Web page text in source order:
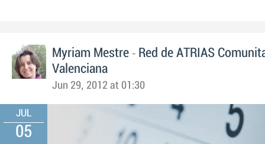
Myriam Mestre - Red de ATRIAS
Valenciana
Jun 29, 2012 at 01:30
JUL
05